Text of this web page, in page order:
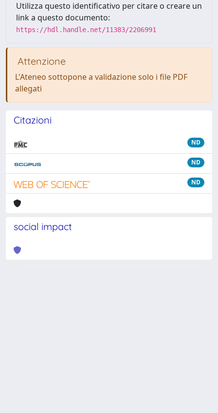
Utilizza questo identificativo per citare o creare un
link a questo documento:
https://hdl.handle.net/11383/2206991
Attenzione
L'Ateneo sottopone a validazione solo i file PDF
allegati
Citazioni
ND
ND
ND
social impact